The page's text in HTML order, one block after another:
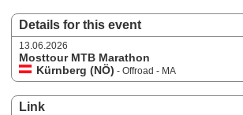
Details for this event
13.06.2026
Mosttour MTB Marathon
Kürnberg (NÖ) - Offroad - MA
Link